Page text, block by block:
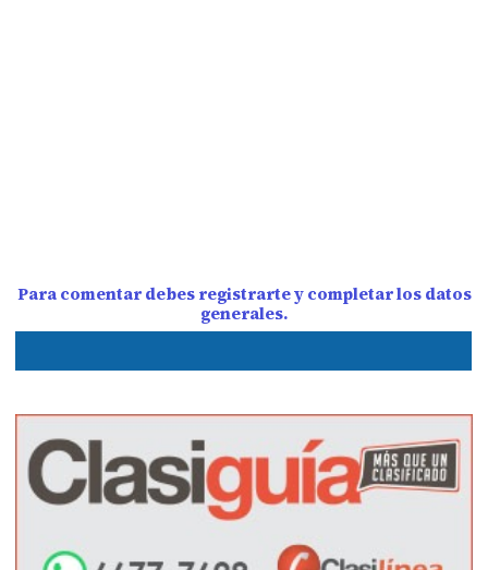
Para comentar debes registrarte y completar los datos
generales.